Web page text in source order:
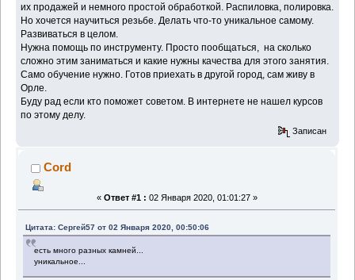
их продажей и немного простой обработкой. Распиловка, полировка.
Но хочется научиться резьбе. Делать что-то уникальное самому.
Развиваться в целом.
Нужна помощь по инструменту. Просто пообщаться, на сколько
сложно этим заниматься и какие нужны качества для этого занятия.
Само обучение нужно. Готов приехать в другой город, сам живу в
Орле.
Буду рад если кто поможет советом. В интернете не нашел курсов
по этому делу.
Записан
Cord
« Ответ #1 : 02 Января 2020, 01:01:27 »
Цитата: Сергей57 от 02 Января 2020, 00:50:06
есть много разных камней...
уникальное...